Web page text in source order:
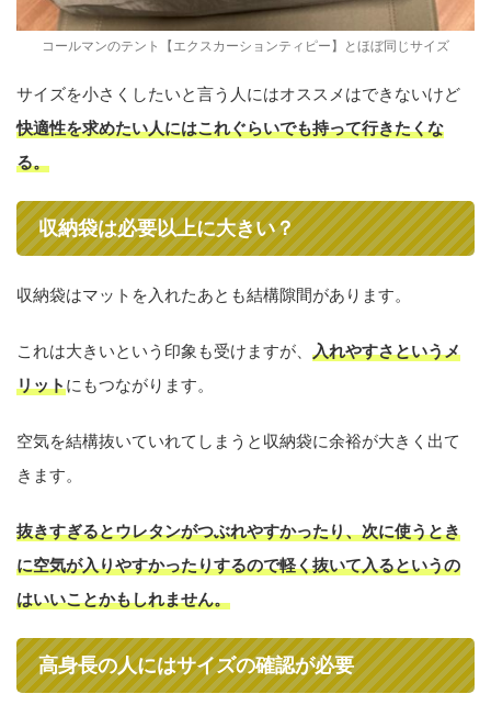
コールマンのテント【エクスカーションティピー】とほぼ同じサイズ
サイズを小さくしたいと言う人にはオススメはできないけど
快適性を求めたい人にはこれぐらいでも持って行きたくな
る。
収納袋は必要以上に大きい？
収納袋はマットを入れたあとも結構隙間があります。
これは大きいという印象も受けますが、 入れやすさというメ
リットにもつながります。
空気を結構抜いていれてしまうと収納袋に余裕が大きく出て
きます。
抜きすぎるとウレタンがつぶれやすかったり、次に使うとき
に空気が入りやすかったりするので軽く抜いて入るというの
はいいことかもしれません。
高身長の人にはサイズの確認が必要